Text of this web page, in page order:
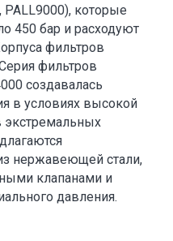
PALL9000), которые
450 бар и расходуют
фильтров
фильтров
создавалась
в условиях высокой
экстремальных
нержавеющей стали,
клапанами и
давления.